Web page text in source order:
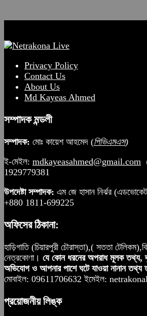
Privacy Policy
Contact Us
About Us
Md Kayeas Ahmed
সম্পাদক মন্ডলী
সম্পাদক: মোঃ কায়েশ আহমেদ (পিভিএমএস)
ই-মেইল: mdkayeasahmed@gmail.com
1929779381
উপদেষ্টা সম্পাদক: এম জে হাসান নির্ঝর
+880 1811-699225
অফিসের ঠিকানা:
হাড়িগাতি (চিয়ারপুরী চৌরাস্তা),( সততা
নেত্রকোণা। যে কোন ধরনের অপরাধ মূলক তথ্য,
অভিযোগ ও আপনার পাশে ঘটে যাওয়া নানান
মোবাইল: 09611706632 ইমেইল:
প্রয়োজনীয় লিঙ্ক